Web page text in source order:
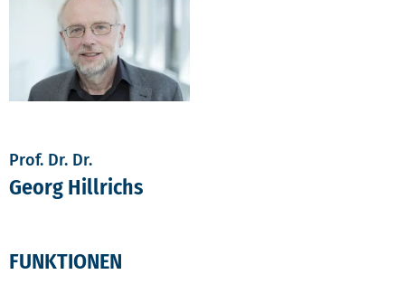
Prof. Dr. Dr.
Georg Hillrichs
FUNKTIONEN